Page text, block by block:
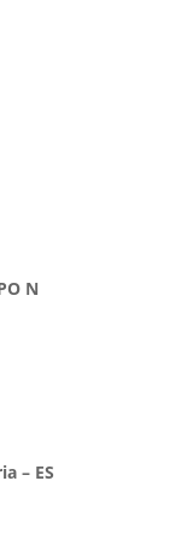
N
– ES